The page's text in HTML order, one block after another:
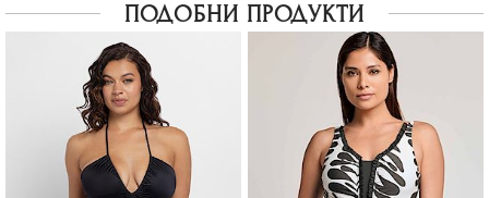
ПОДОБНИ ПРОДУКТИ